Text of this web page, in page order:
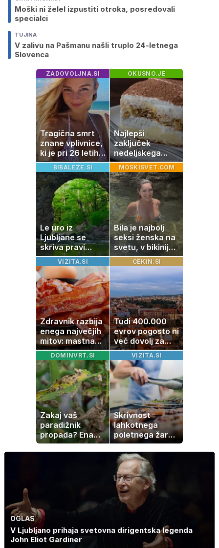
Moški ni želel izpustiti otroka, posredovali
specialci
TUJINA
V zalivu na Pašmanu našli truplo 24-letnega
Slovenca
ZADOVOLJNA.SI
Tragična smrt
znane vplivnice,
ki je pri 26 letih
izgubila boj z
boleznijo
OKUSNO.JE
Najlepši
zaključek
nedeljskega
kosila: 8 sladic
brez peke, ki se
jih vsi veselijo
BIBALEZE.SI
Le uro iz
Ljubljane se
skriva pravi
naravni čudež:
izlet, ki bo
navdušil otroke
MOSKISVET.COM
Bila je najbolj
seksi ženska na
svetu, v bikiniju
znova navdušila
VIZITA.SI
Zdravnik razbija
enega največjih
mitov: mastna
jetra ne
nastanejo zaradi
slanine, temveč
zaradi živila, ki
ga imamo vsi
radi
CEKIN.SI
Tudi 400.000
evrov pogosto ni
več dovolj za
nakup
stanovanja
DOMINVRT.SI
Zakaj vaš
paradižnik
propada? Ena
napaka lahko
uniči rastline –
VIZITA.SI
Skrivnost
lahkotnega
poletnega žara,
po katerem ne
boste
potrebovali
popoldanskega
spanca
OGLAS
V Ljubljano prihaja svetovna dirigentska legenda
John Eliot Gardiner